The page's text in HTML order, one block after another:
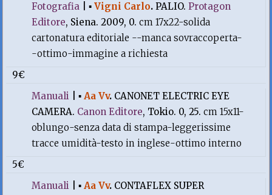
Fotografia |▪Vigni Carlo.PALIO.Protagon
Editore, Siena. 2009, 0.cm 17x22-solida
cartonatura editoriale --manca sovraccoperta-
-ottimo-immagine a richiesta
9€
Manuali |▪Aa Vv. CANONET ELECTRIC EYE
CAMERA. Canon Editore, Tokio. 0, 25.cm 15x11-
oblungo-senza data di stampa-leggerissime
tracce umidità-testo in inglese-ottimo interno
5€
Manuali |▪Aa Vv. CONTAFLEX SUPER